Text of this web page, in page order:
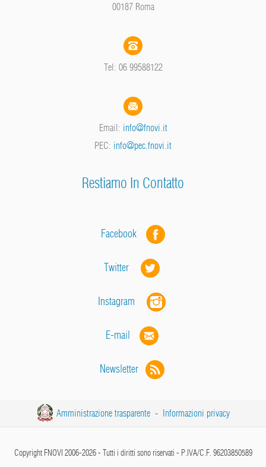
00187 Roma
Tel: 06 99588122
Email: info@fnovi.it
PEC: info@pec.fnovi.it
Restiamo In Contatto
Facebook
Twitter
Instagram
E-mail
Newsletter
Amministrazione trasparente - Informazioni privacy
Copyright FNOVI 2006-2026 - Tutti i diritti sono riservati - P.IVA/C.F. 96203850589